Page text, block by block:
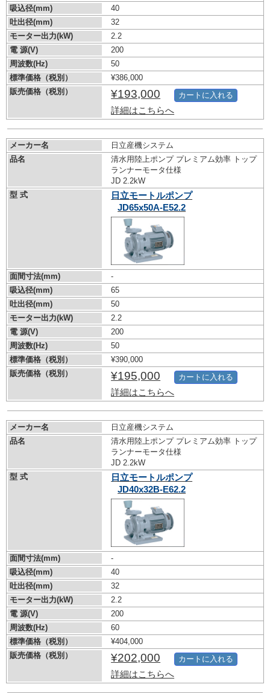
吸込径(mm)
40
吐出径(mm)
32
モーター出力(kW)
2.2
電 源(V)
200
周波数(Hz)
50
標準価格（税別）
¥386,000
販売価格（税別）
¥193,000
詳細はこちらへ
カートに入れる
メーカー名
日立産機システム
品名
清水用陸上ポンプ プレミアム効率 トップ
ランナーモータ仕様
JD 2.2kW
型 式
日立モートルポンプ
JD65x50A-E52.2
面間寸法(mm)
-
吸込径(mm)
65
吐出径(mm)
50
モーター出力(kW)
2.2
電 源(V)
200
周波数(Hz)
50
標準価格（税別）
¥390,000
販売価格（税別）
¥195,000
詳細はこちらへ
カートに入れる
メーカー名
日立産機システム
品名
清水用陸上ポンプ プレミアム効率 トップ
ランナーモータ仕様
JD 2.2kW
型 式
日立モートルポンプ
JD40x32B-E62.2
面間寸法(mm)
-
吸込径(mm)
40
吐出径(mm)
32
モーター出力(kW)
2.2
電 源(V)
200
周波数(Hz)
60
標準価格（税別）
¥404,000
販売価格（税別）
¥202,000
詳細はこちらへ
カートに入れる